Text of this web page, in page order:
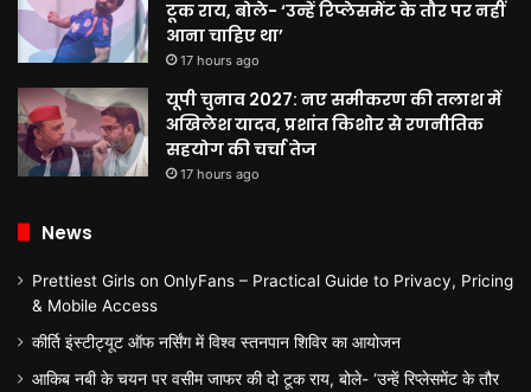
टूक राय, बोले- ‘उन्हें रिप्लेसमेंट के तौर पर नहीं
आना चाहिए था’
17 hours ago
यूपी चुनाव 2027: नए समीकरण की तलाश में
अखिलेश यादव, प्रशांत किशोर से रणनीतिक
सहयोग की चर्चा तेज
17 hours ago
News
Prettiest Girls on OnlyFans – Practical Guide to Privacy, Pricing
& Mobile Access
कीर्ति इंस्टीट्यूट ऑफ नर्सिंग में विश्व स्तनपान शिविर का आयोजन
आकिब नबी के चयन पर वसीम जाफर की दो टूक राय, बोले- ‘उन्हें रिप्लेसमेंट के तौर